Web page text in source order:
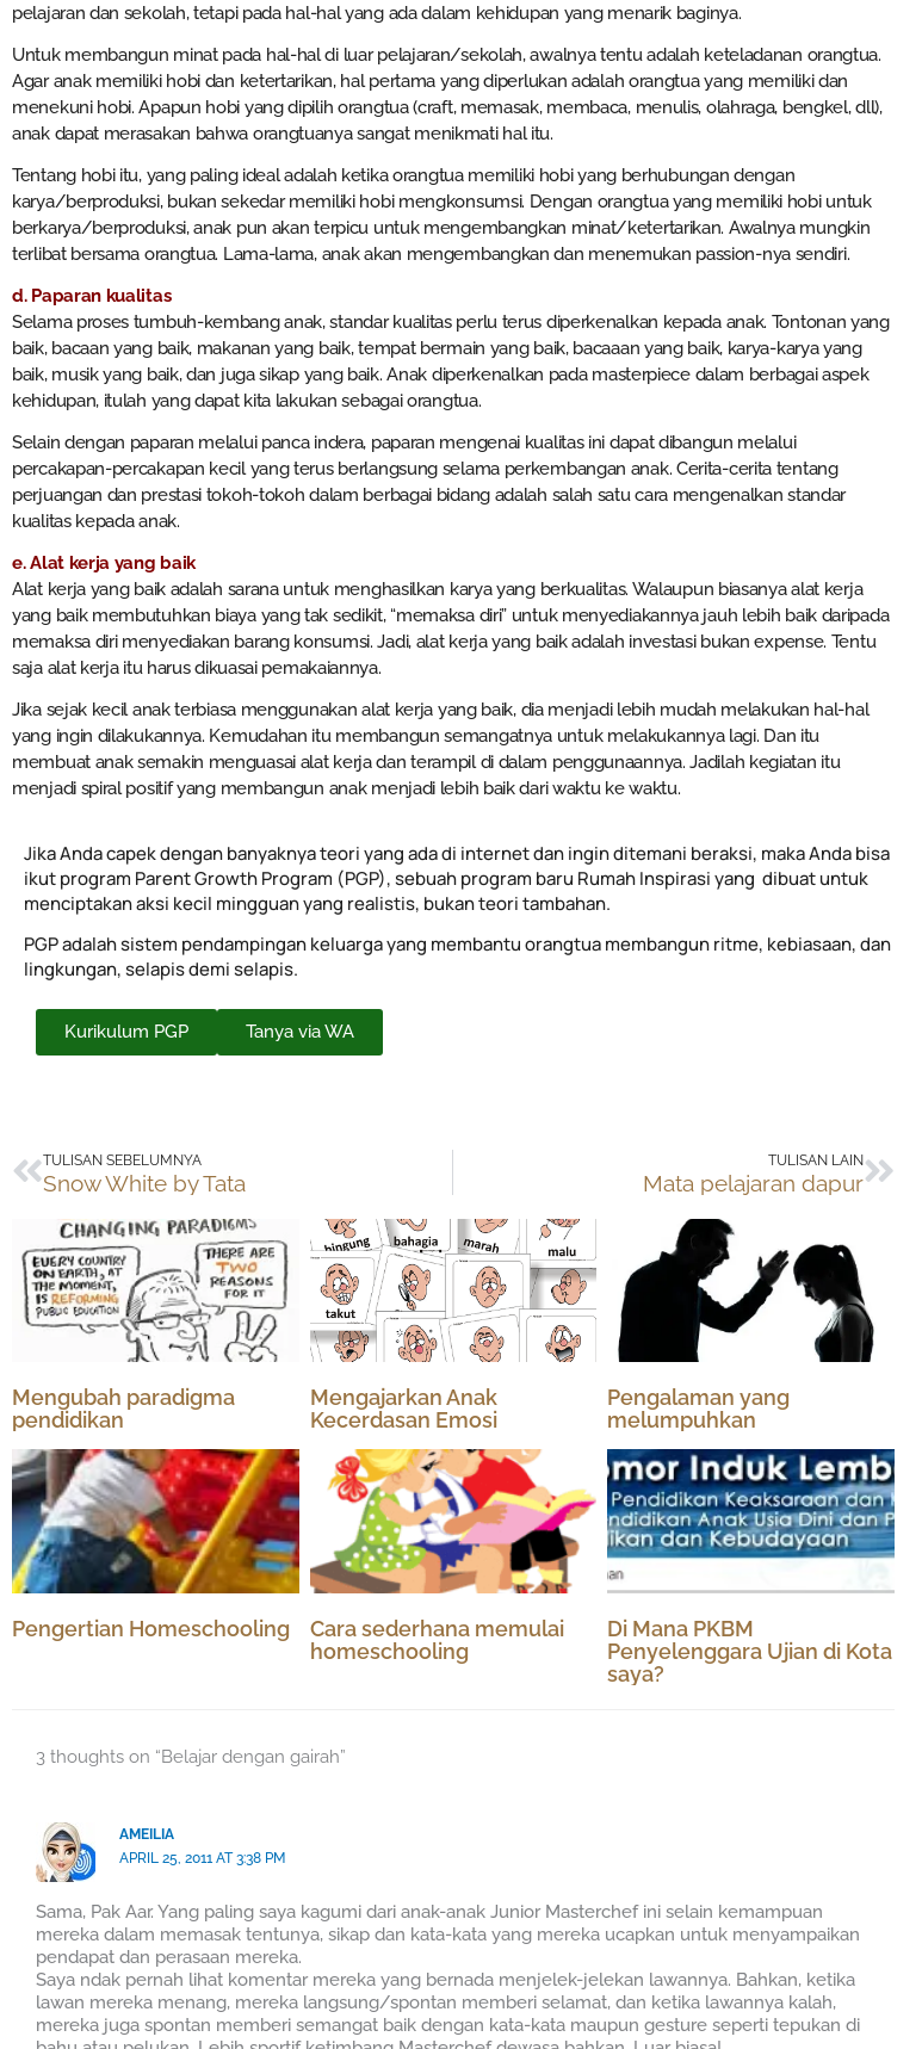
pelajaran dan sekolah, tetapi pada hal-hal yang ada dalam kehidupan yang menarik baginya.
Untuk membangun minat pada hal-hal di luar pelajaran/sekolah, awalnya tentu adalah keteladanan orangtua.
Agar anak memiliki hobi dan ketertarikan, hal pertama yang diperlukan adalah orangtua yang memiliki dan
menekuni hobi. Apapun hobi yang dipilih orangtua (craft, memasak, membaca, menulis, olahraga, bengkel, dll),
anak dapat merasakan bahwa orangtuanya sangat menikmati hal itu.
Tentang hobi itu, yang paling ideal adalah ketika orangtua memiliki hobi yang berhubungan dengan
karya/berproduksi, bukan sekedar memiliki hobi mengkonsumsi. Dengan orangtua yang memiliki hobi untuk
berkarya/berproduksi, anak pun akan terpicu untuk mengembangkan minat/ketertarikan. Awalnya mungkin
terlibat bersama orangtua. Lama-lama, anak akan mengembangkan dan menemukan passion-nya sendiri.
d. Paparan kualitas
Selama proses tumbuh-kembang anak, standar kualitas perlu terus diperkenalkan kepada anak. Tontonan yang
baik, bacaan yang baik, makanan yang baik, tempat bermain yang baik, bacaaan yang baik, karya-karya yang
baik, musik yang baik, dan juga sikap yang baik. Anak diperkenalkan pada masterpiece dalam berbagai aspek
kehidupan, itulah yang dapat kita lakukan sebagai orangtua.
Selain dengan paparan melalui panca indera, paparan mengenai kualitas ini dapat dibangun melalui
percakapan-percakapan kecil yang terus berlangsung selama perkembangan anak. Cerita-cerita tentang
perjuangan dan prestasi tokoh-tokoh dalam berbagai bidang adalah salah satu cara mengenalkan standar
kualitas kepada anak.
e. Alat kerja yang baik
Alat kerja yang baik adalah sarana untuk menghasilkan karya yang berkualitas. Walaupun biasanya alat kerja
yang baik membutuhkan biaya yang tak sedikit, “memaksa diri” untuk menyediakannya jauh lebih baik daripada
memaksa diri menyediakan barang konsumsi. Jadi, alat kerja yang baik adalah investasi bukan expense. Tentu
saja alat kerja itu harus dikuasai pemakaiannya.
Jika sejak kecil anak terbiasa menggunakan alat kerja yang baik, dia menjadi lebih mudah melakukan hal-hal
yang ingin dilakukannya. Kemudahan itu membangun semangatnya untuk melakukannya lagi. Dan itu
membuat anak semakin menguasai alat kerja dan terampil di dalam penggunaannya. Jadilah kegiatan itu
menjadi spiral positif yang membangun anak menjadi lebih baik dari waktu ke waktu.
Jika Anda capek dengan banyaknya teori yang ada di internet dan ingin ditemani beraksi, maka Anda bisa
ikut program Parent Growth Program (PGP), sebuah program baru Rumah Inspirasi yang dibuat untuk
menciptakan aksi kecil mingguan yang realistis, bukan teori tambahan.
PGP adalah sistem pendampingan keluarga yang membantu orangtua membangun ritme, kebiasaan, dan
lingkungan, selapis demi selapis.
Kurikulum PGP Tanya via WA
Prev
TULISAN SEBELUMNYA
Snow White by Tata
TULISAN LAIN
Mata pelajaran dapur
Next
Mengubah paradigma
pendidikan
Mengajarkan Anak
Kecerdasan Emosi
Pengalaman yang
melumpuhkan
Pengertian Homeschooling
Cara sederhana memulai
homeschooling
Di Mana PKBM
Penyelenggara Ujian di Kota
saya?
3 thoughts on “Belajar dengan gairah”
AMEILIA
APRIL 25, 2011 AT 3:38 PM
Sama, Pak Aar. Yang paling saya kagumi dari anak-anak Junior Masterchef ini selain kemampuan
mereka dalam memasak tentunya, sikap dan kata-kata yang mereka ucapkan untuk menyampaikan
pendapat dan perasaan mereka.
Saya ndak pernah lihat komentar mereka yang bernada menjelek-jelekan lawannya. Bahkan, ketika
lawan mereka menang, mereka langsung/spontan memberi selamat, dan ketika lawannya kalah,
mereka juga spontan memberi semangat baik dengan kata-kata maupun gesture seperti tepukan di